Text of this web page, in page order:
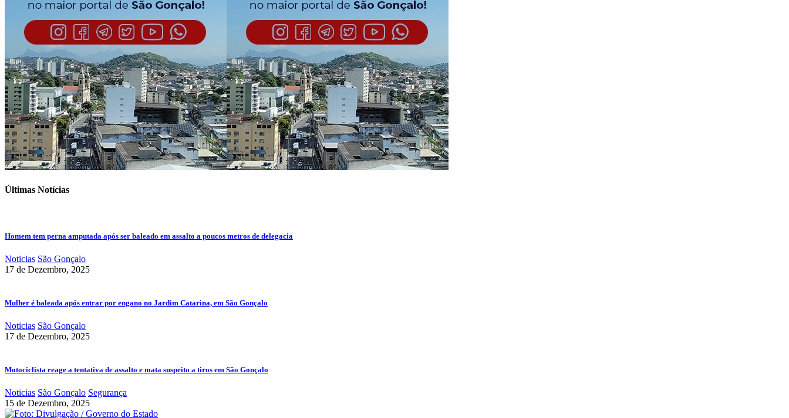
Últimas Notícias
Homem tem perna amputada após ser baleado em assalto a poucos metros de delegacia
Noticias São Gonçalo
17 de Dezembro, 2025
Mulher é baleada após entrar por engano no Jardim Catarina, em São Gonçalo
Noticias São Gonçalo
17 de Dezembro, 2025
Motociclista reage a tentativa de assalto e mata suspeito a tiros em São Gonçalo
Noticias São Gonçalo Segurança
15 de Dezembro, 2025